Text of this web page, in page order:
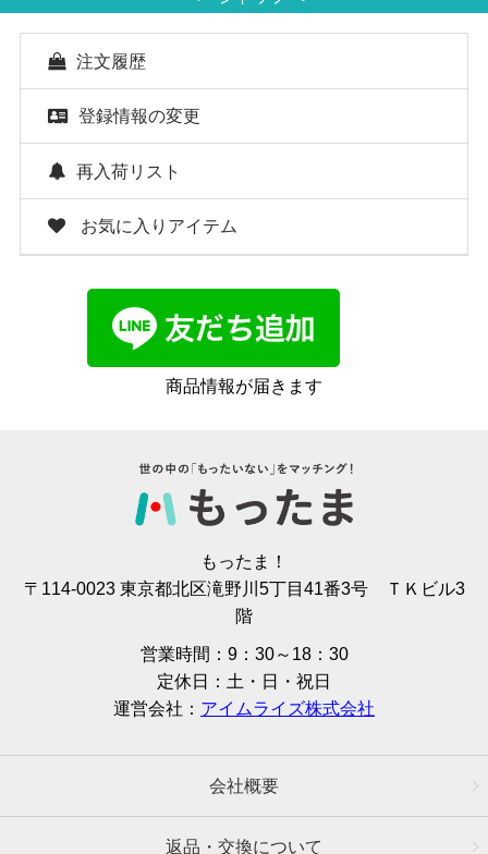
注文履歴
登録情報の変更
再入荷リスト
お気に入りアイテム
商品情報が届きます
もったま！
〒114-0023 東京都北区滝野川5丁目41番3号 ＴＫビル3
階
営業時間：9：30～18：30
定休日：土・日・祝日
運営会社： アイムライズ株式会社
会社概要
返品・交換について